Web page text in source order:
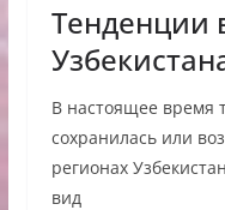
Тенденции
В настоящее время
сохранилась или
регионах
вид